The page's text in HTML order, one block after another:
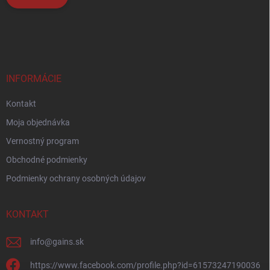
INFORMÁCIE
Kontakt
Moja objednávka
Vernostný program
Obchodné podmienky
Podmienky ochrany osobných údajov
KONTAKT
info@gains.sk
https://www.facebook.com/profile.php?id=61573247190036